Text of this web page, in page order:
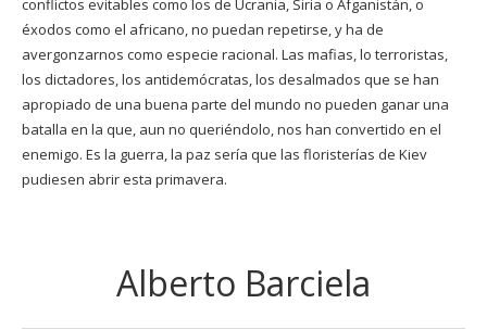
conflictos evitables como los de Ucrania, Siria o Afganistán, o
éxodos como el africano, no puedan repetirse, y ha de
avergonzarnos como especie racional. Las mafias, lo terroristas,
los dictadores, los antidemócratas, los desalmados que se han
apropiado de una buena parte del mundo no pueden ganar una
batalla en la que, aun no queriéndolo, nos han convertido en el
enemigo. Es la guerra, la paz sería que las floristerías de Kiev
pudiesen abrir esta primavera.
Alberto Barciela